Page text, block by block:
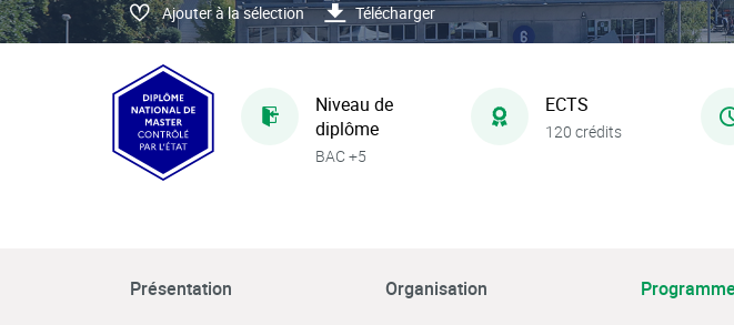
Ajouter à la sélection Télécharger
Niveau de
diplôme
BAC +5
ECTS
120 crédits
Présentation Organisation Programme